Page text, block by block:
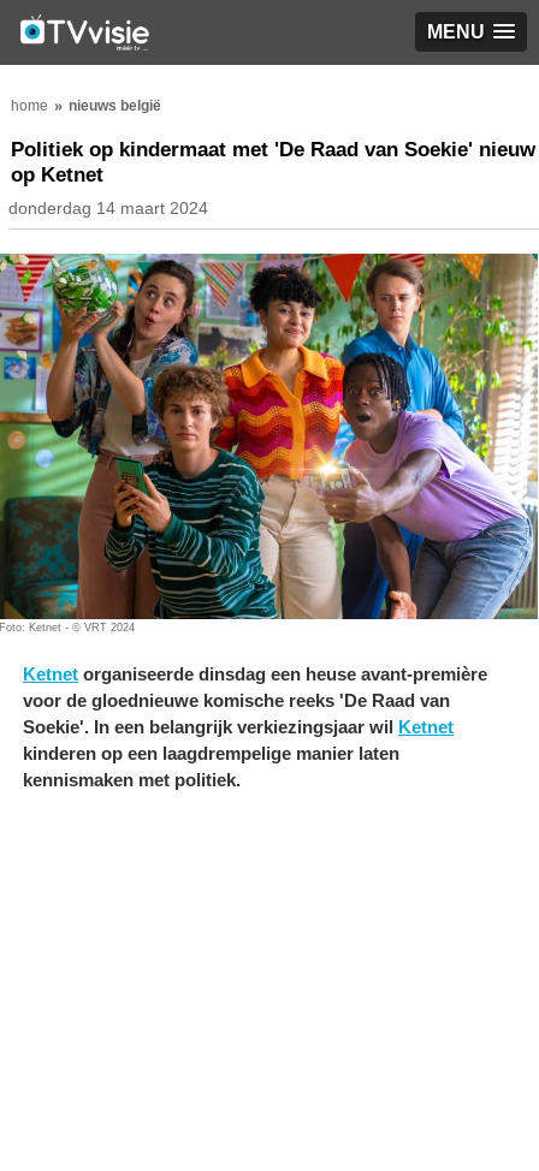
MENU
home nieuws belgië
Politiek op kindermaat met 'De Raad van Soekie' nieuw
op Ketnet
donderdag 14 maart 2024
Foto: Ketnet - © VRT 2024
Ketnet organiseerde dinsdag een heuse avant-première
voor de gloednieuwe komische reeks 'De Raad van
Soekie'. In een belangrijk verkiezingsjaar wil Ketnet
kinderen op een laagdrempelige manier laten
kennismaken met politiek.